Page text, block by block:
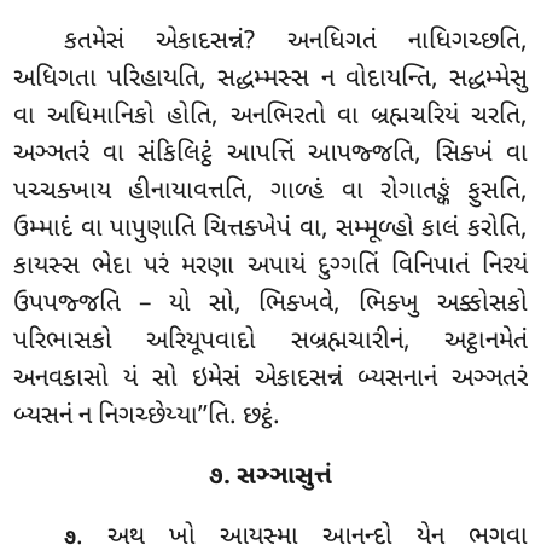
કતમેસંએકાદસન્નં? અનધિગતં નાધિગચ્છતિ,
અધિગતા પરિહાયતિ, સદ્ધમ્મસ્સ ન વોદાયન્તિ, સદ્ધમ્મેસુ
વા અધિમાનિકો હોતિ, અનભિરતો વા બ્રહ્મચરિયં ચરતિ,
અઞ્ઞતરં વા સંકિલિટ્ઠં આપત્તિં આપજ્જતિ, સિક્ખં વા
પચ્ચક્ખાય હીનાયાવત્તતિ, ગાળ્હં વા રોગાતઙ્કં ફુસતિ,
ઉમ્માદં વા પાપુણાતિ ચિત્તક્ખેપં વા, સમ્મૂળ્હો કાલં કરોતિ,
કાયસ્સ ભેદા પરં મરણા અપાયં દુગ્ગતિં વિનિપાતં નિરયં
ઉપપજ્જતિ – યો સો, ભિક્ખવે, ભિક્ખુ અક્કોસકો
પરિભાસકો અરિયૂપવાદો સબ્રહ્મચારીનં, અટ્ઠાનમેતં
અનવકાસો યં સો ઇમેસં એકાદસન્નં બ્યસનાનં અઞ્ઞતરં
બ્યસનં ન નિગચ્છેય્યા’’તિ. છટ્ઠં.
૭. સઞ્ઞાસુત્તં
૭. અથ ખો આયસ્મા આનન્દો યેન ભગવા